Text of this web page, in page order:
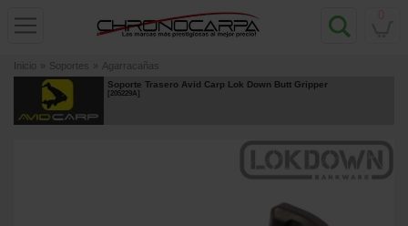
Inicio » Soportes » Agarracañas
Soporte Trasero Avid Carp Lok Down Butt Gripper
[205229A]